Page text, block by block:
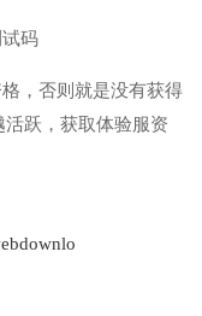
码
，否则就是没有获得
跃，获取体验服资